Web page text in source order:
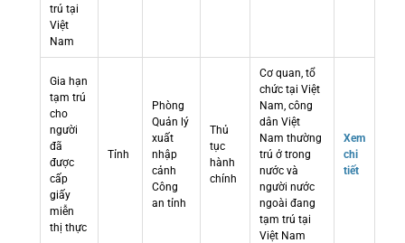
trú tại
Việt
Nam
Gia hạn
tạm trú
cho
người
đã
được
cấp
giấy
miễn
thị thực
Tỉnh
Phòng
Quản lý
xuất
nhập
cảnh
Công
an tỉnh
Thủ
tục
hành
chính
Cơ quan, tổ
chức tại Việt
Nam, công
dân Việt
Nam thường
trú ở trong
nước và
người nước
ngoài đang
tạm trú tại
Việt Nam
Xem
chi
tiết